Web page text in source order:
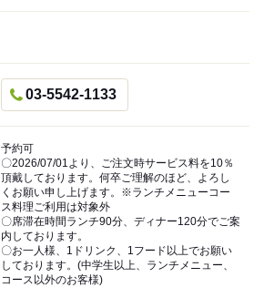
03-5542-1133
予約可
〇2026/07/01より、ご注文時サービス料を10％
頂戴しております。何卒ご理解のほど、よろし
くお願い申し上げます。※ランチメニューコー
ス料理ご利用は対象外
〇席滞在時間ランチ90分、ディナー120分でご案
内しております。
〇お一人様、1ドリンク、1フード以上でお願い
しております。(中学生以上、ランチメニュー、
コース以外のお客様)